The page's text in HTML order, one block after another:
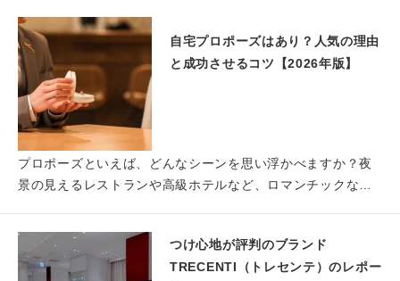
自宅プロポーズはあり？人気の理由
と成功させるコツ【2026年版】
プロポーズといえば、どんなシーンを思い浮かべますか？夜
景の見えるレストランや高級ホテルなど、ロマンチックなシ
つけ心地が評判のブランド
TRECENTI（トレセンテ）のレポー